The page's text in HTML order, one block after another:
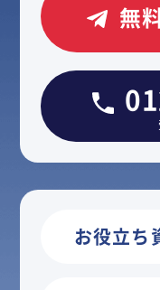
無
お役立ち